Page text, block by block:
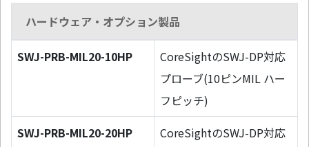
ハードウェア・オプション製品
SWJ-PRB-MIL20-10HP
CoreSightのSWJ-DP対応
プローブ(10ピンMIL ハー
フピッチ)
SWJ-PRB-MIL20-20HP
CoreSightのSWJ-DP対応